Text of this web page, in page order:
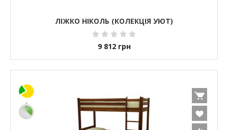
ЛІЖКО НІКОЛЬ (КОЛЕКЦІЯ УЮТ)
9 812 грн